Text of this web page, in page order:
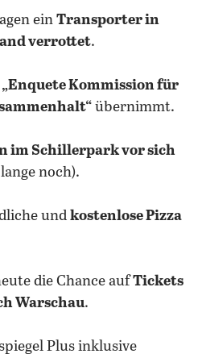
ein Transporter in
verrottet.
Kommission für
übernimmt.
im Schillerpark vor sich
noch).
und kostenlose Pizza
die Chance aufTickets
Warschau.
Plus inklusive